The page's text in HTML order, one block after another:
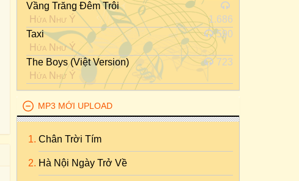
Vầng Trăng Đêm Trôi
Hứa Như Ý
1.686
Taxi
Hứa Như Ý
590
The Boys (Việt Version)
Hứa Như Ý
723
MP3 MỚI UPLOAD
Chân Trời Tím
Hà Nội Ngày Trở Về